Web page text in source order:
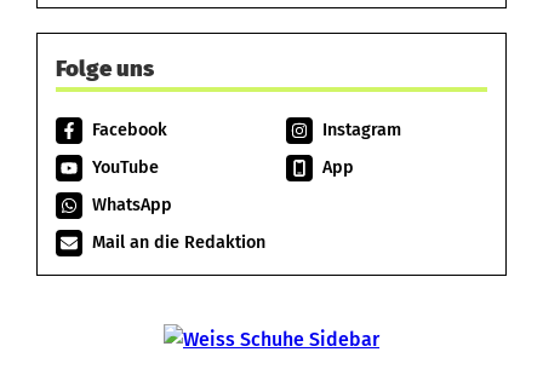
Folge uns
Facebook
Instagram
YouTube
App
WhatsApp
Mail an die Redaktion